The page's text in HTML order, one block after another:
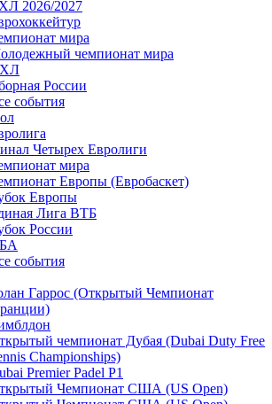
2026/2027
мира
чемпионат мира
России
события
Четырех Евролиги
мира
Европы (Евробаскет)
Европы
Лига ВТБ
России
события
Гаррос (Открытый Чемпионат
чемпионат Дубая (Dubai Duty Free
Championships)
Premier Padel P1
Чемпионат США (US Open)